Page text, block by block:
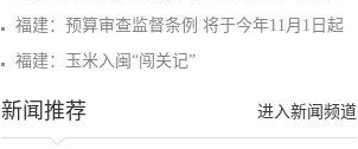
福建：预算审查监督条例 将于今年11月1日起
福建：玉米入闽“闯关记”
进入新闻频道
新闻推荐